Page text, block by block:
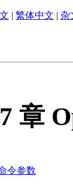
| 繁体中文 | 杂
章
令参数